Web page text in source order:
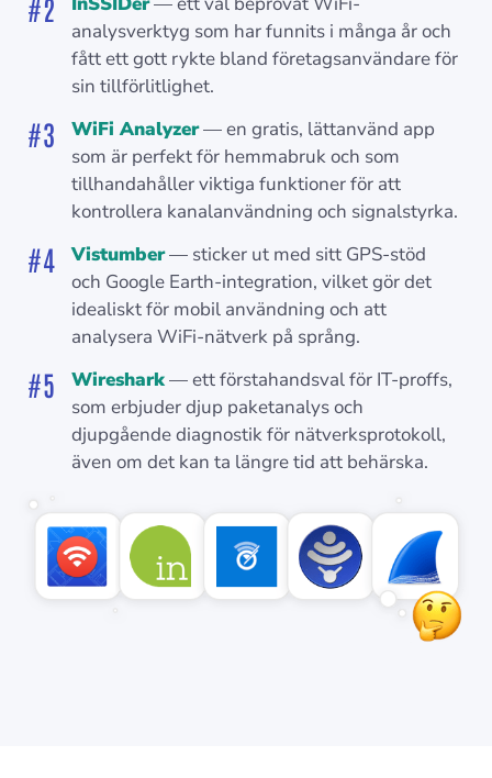
analysverktyg som har funnits i många år och
fått ett gott rykte bland företagsanvändare för
sin tillförlitlighet.
WiFi Analyzer— en gratis, lättanvänd app
som är perfekt för hemmabruk och som
tillhandahåller viktiga funktioner för att
kontrollera kanalanvändning och signalstyrka.
Vistumber— sticker ut med sitt GPS-stöd
och Google Earth-integration, vilket gör det
idealiskt för mobil användning och att
analysera WiFi-nätverk på språng.
Wireshark— ett förstahandsval för IT-proffs,
som erbjuder djup paketanalys och
djupgående diagnostik för nätverksprotokoll,
även om det kan ta längre tid att behärska.